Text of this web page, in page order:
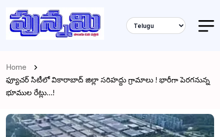
Home
ఫ్యూచర్ సిటీలో వికారాబాద్ జిల్లా సరిహద్దు గ్రామాలు ! భారీగా పెరగనున్న
భూముల రేట్లు…!